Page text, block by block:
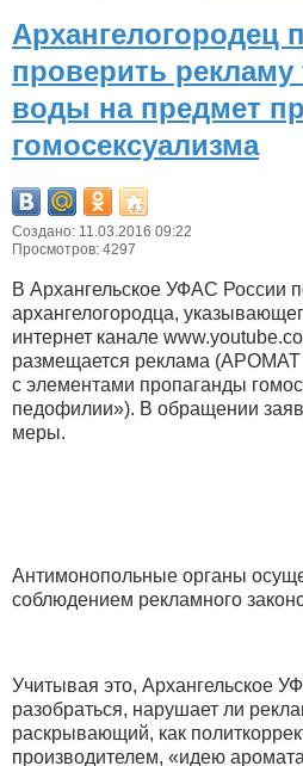
Архангелогородец
проверить рекламу
воды на предмет
гомосексуализма
Создано: 11.03.2016 09:22
Просмотров: 4297
В Архангельское УФАС России
архангелогородца,
интернет канале
размещается реклама
с элементами пропаганды
педофилии»). В обращении
меры.
Антимонопольные органы
соблюдением рекламного
Учитывая это, Архангельское
разобраться, нарушает ли
раскрывающий, как
производителем, «идею